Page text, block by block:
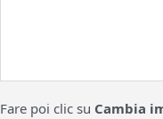
Fare poi clic su Cambia